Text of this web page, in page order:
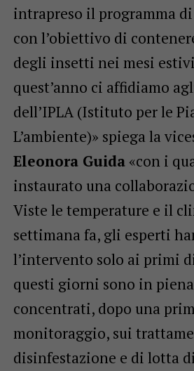
intrapreso il programma
con l’obiettivo di
degli insetti nei mesi
quest’anno ci affidiamo
dell’IPLA (Istituto per le
L’ambiente)» spiega la
Eleonora Guida«con i
instaurato una
Viste le temperature e il
settimana fa, gli esperti
l’intervento solo ai primi
questi giorni sono in
concentrati, dopo una
monitoraggio, sui
disinfestazione e di lotta